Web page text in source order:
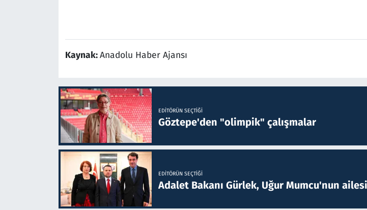
Kaynak:Anadolu Haber Ajansı
EDITÖRÜN SEÇTIĞI
Göztepe'den "olimpik" çalışmalar
EDITÖRÜN SEÇTIĞI
Adalet Bakanı Gürlek, Uğur Mumcu'nun